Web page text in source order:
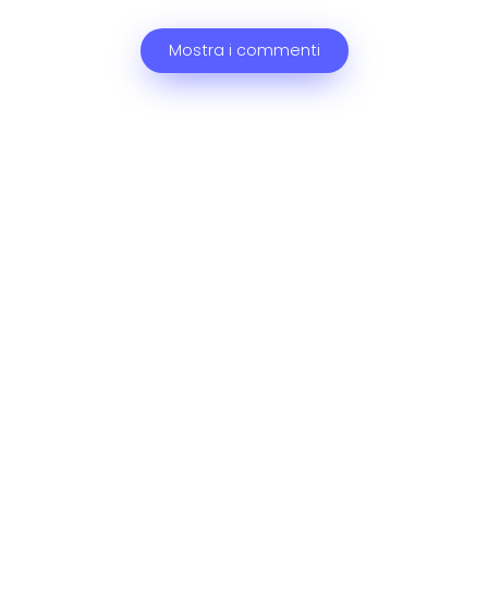
Mostra i commenti